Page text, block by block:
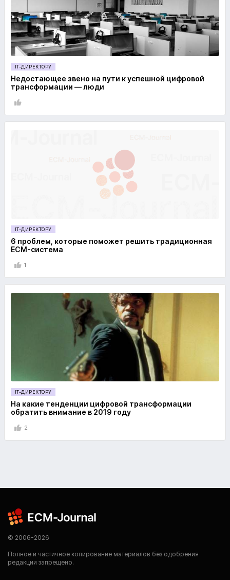
IT-ДИРЕКТОРУ
Недостающее звено на пути к успешной цифровой
трансформации — люди
IT-ДИРЕКТОРУ
6 проблем, которые поможет решить традиционная
ECM-система
1
IT-ДИРЕКТОРУ
На какие тенденции цифровой трансформации
обратить внимание в 2019 году
2
© 2006-2026
Полное и частичное копирование материалов без одобрения
редакции запрещено.